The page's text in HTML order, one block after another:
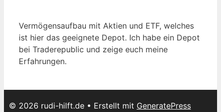
Vermögensaufbau mit Aktien und ETF, welches
ist hier das geeignete Depot. Ich habe ein Depot
bei Traderepublic und zeige euch meine
Erfahrungen.
© 2026 rudi-hilft.de • Erstellt mit GeneratePress